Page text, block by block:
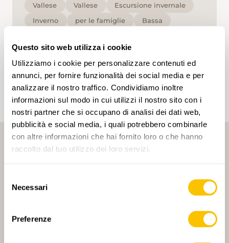
Questo sito web utilizza i cookie
Utilizziamo i cookie per personalizzare contenuti ed
annunci, per fornire funzionalità dei social media e per
analizzare il nostro traffico. Condividiamo inoltre
informazioni sul modo in cui utilizzi il nostro sito con i
nostri partner che si occupano di analisi dei dati web,
pubblicità e social media, i quali potrebbero combinarle
con altre informazioni che hai fornito loro o che hanno
raccolto dal tuo utilizzo dei loro servizi.
delNecessari
Preferenze
Vallese Vallese
Escursione invernale
Inverno
per le famiglie Bassa
Cliccando su un tag, puoi aggiungerlo al tuo
ai tuoi interessi. I tag possono essere salvati solo in
un account.